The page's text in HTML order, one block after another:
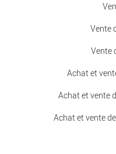
Vente
Vente
Achat et
Achat et vente
Achat et vente